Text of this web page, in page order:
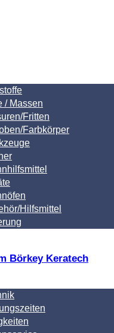
/ Massen
Fritten
Farbkörper
Hilfsmittel
Börkey Keratech